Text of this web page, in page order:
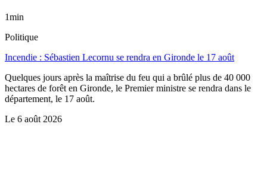
1min
Politique
Incendie : Sébastien Lecornu se rendra en Gironde le 17 août
Quelques jours après la maîtrise du feu qui a brûlé plus de 40 000
hectares de forêt en Gironde, le Premier ministre se rendra dans le
département, le 17 août.
Le 6 août 2026